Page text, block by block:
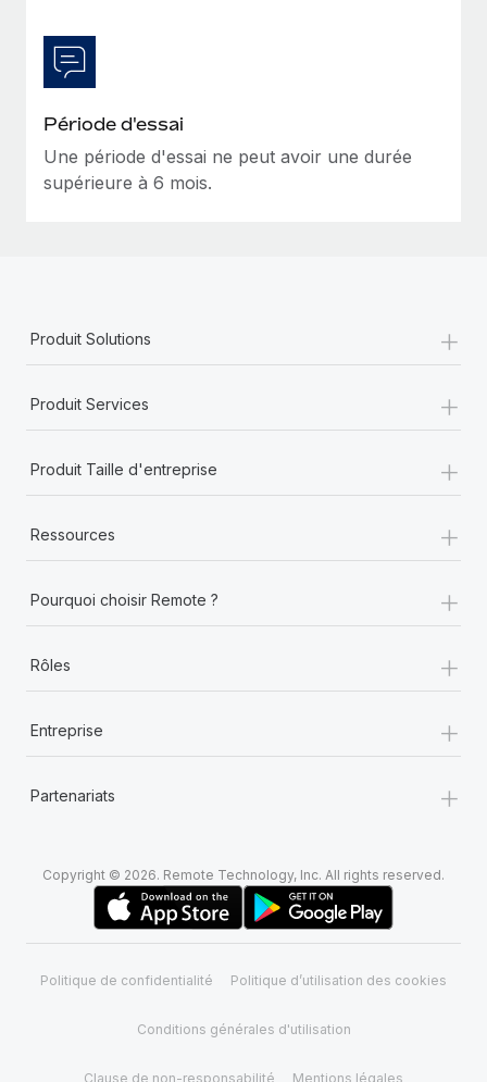
Période d'essai
Une période d'essai ne peut avoir une durée
supérieure à 6 mois.
Produit Solutions +
Produit Services +
Produit Taille d'entreprise +
Ressources +
Pourquoi choisir Remote ? +
Rôles +
Entreprise +
Partenariats +
Copyright © 2026. Remote Technology, Inc. All rights reserved.
Politique de confidentialité Politique d’utilisation des cookies
Conditions générales d'utilisation
Clause de non-responsabilité Mentions légales